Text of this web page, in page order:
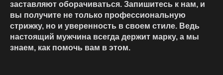
заставляют оборачиваться. Запишитесь к нам, и
вы получите не только профессиональную
стрижку, но и уверенность в своем стиле. Ведь
настоящий мужчина всегда держит марку, а мы
знаем, как помочь вам в этом.